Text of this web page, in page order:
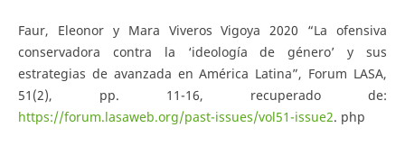
Faur, Eleonor y Mara Viveros Vigoya 2020 “La ofensiva
conservadora contra la ‘ideología de género’ y sus
estrategias de avanzada en América Latina”, Forum LASA,
51(2), pp. 11-16, recuperado de:
https://forum.lasaweb.org/past-issues/vol51-issue2. php